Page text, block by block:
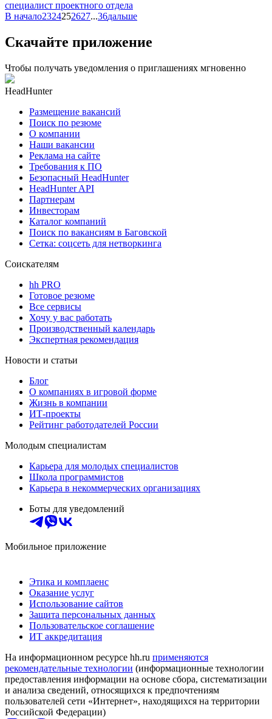
специалист проектного отдела
В начало2324252627...36дальше
Скачайте приложение
Чтобы получать уведомления о приглашениях мгновенно
HeadHunter
Размещение вакансий
Поиск по резюме
О компании
Наши вакансии
Реклама на сайте
Требования к ПО
Безопасный HeadHunter
HeadHunter API
Партнерам
Инвесторам
Каталог компаний
Поиск по вакансиям в Баговской
Сетка: соцсеть для нетворкинга
Соискателям
hh PRO
Готовое резюме
Все сервисы
Хочу у вас работать
Производственный календарь
Экспертная рекомендация
Новости и статьи
Блог
О компаниях в игровой форме
Жизнь в компании
ИТ-проекты
Рейтинг работодателей России
Молодым специалистам
Карьера для молодых специалистов
Школа программистов
Карьера в некоммерческих организациях
Боты для уведомлений
Мобильное приложение
Этика и комплаенс
Оказание услуг
Использование сайтов
Защита персональных данных
Пользовательское соглашение
ИТ аккредитация
На информационном ресурсе hh.ru применяются
рекомендательные технологии (информационные технологии
предоставления информации на основе сбора, систематизации
и анализа сведений, относящихся к предпочтениям
пользователей сети «Интернет», находящихся на территории
Российской Федерации)